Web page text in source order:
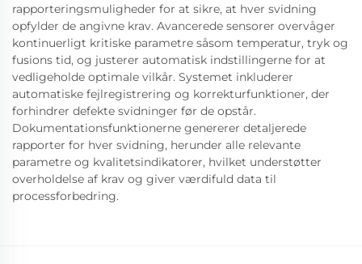
rapporteringsmuligheder for at sikre, at hver svidning
opfylder de angivne krav. Avancerede sensorer overvåger
kontinuerligt kritiske parametre såsom temperatur, tryk og
fusions tid, og justerer automatisk indstillingerne for at
vedligeholde optimale vilkår. Systemet inkluderer
automatiske fejlregistrering og korrekturfunktioner, der
forhindrer defekte svidninger før de opstår.
Dokumentationsfunktionerne genererer detaljerede
rapporter for hver svidning, herunder alle relevante
parametre og kvalitetsindikatorer, hvilket understøtter
overholdelse af krav og giver værdifuld data til
processforbedring.